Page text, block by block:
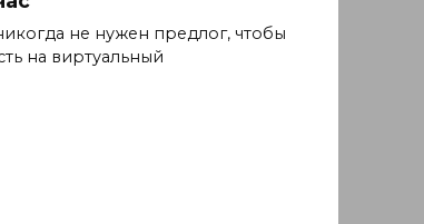
не нужен предлог, чтобы
на виртуальный